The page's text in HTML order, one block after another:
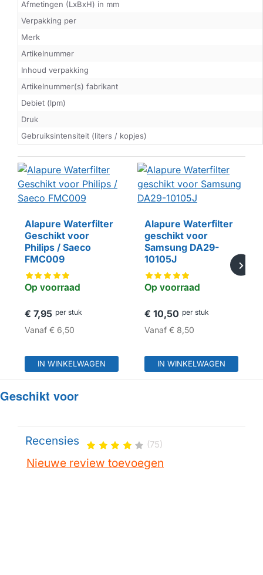
Afmetingen (LxBxH) in mm
Verpakking per
Merk
Artikelnummer
Inhoud verpakking
Artikelnummer(s) fabrikant
Debiet (lpm)
Druk
Gebruiksintensiteit (liters / kopjes)
HUISMERK
Op voorraad
Alapure Waterfilter
Geschikt voor
Philips / Saeco
FMC009
€ 7,95 per stuk
Vanaf € 6,50
IN WINKELWAGEN
HUISMERK
Op voorraad
Alapure Waterfilter
geschikt voor
Samsung DA29-
10105J
€ 10,50 per stuk
Vanaf€ 8,50
IN WINKELWAGEN
Geschikt voor
Recensies (75)
Nieuwe review toevoegen